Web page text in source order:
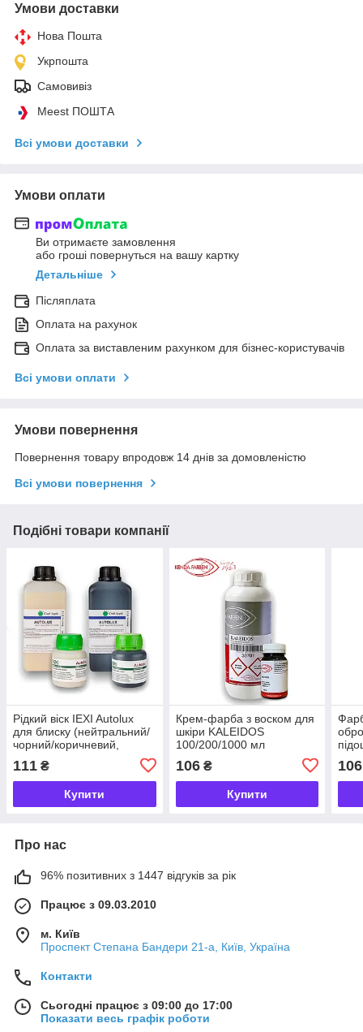
Умови доставки
Нова Пошта
Укрпошта
Самовивіз
Meest ПОШТА
Всі умови доставки
Умови оплати
Ви отримаєте замовлення
або гроші повернуться на вашу картку
Детальніше
Післяплата
Оплата на рахунок
Оплата за виставленим рахунком для бізнес-користувачів
Всі умови оплати
Умови повернення
Повернення товару впродовж 14 днів за домовленістю
Всі умови повернення
Подібні товари компанії
Рідкий віск IEXI Autolux
для блиску (нейтральний/
чорний/коричневий,
111 ₴
Купити
Крем-фарба з воском для
шкіри KALEIDOS
100/200/1000 мл
синій
106₴
Купити
кг)
106
Про нас
96% позитивних з 1447 відгуків за рік
Працює з 09.03.2010
м. Київ
Проспект Степана Бандери 21-а, Київ, Україна
Контакти
Сьогодні працює з 09:00 до 17:00
Показати весь графік роботи